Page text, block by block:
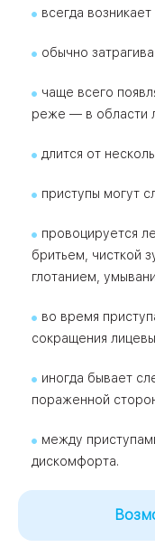
всегда
обычно
чаще всего
реже — в области
длится от
приступы могут
провоцируется
бритьем, чисткой
глотанием,
во время
сокращения
иногда бывает
пораженной
между
дискомфорта.